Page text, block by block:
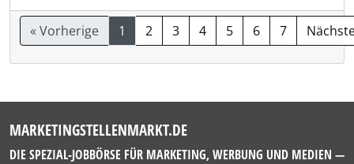
« Vorherige 1 2 3 4 5 6 7
MARKETINGSTELLENMARKT.DE
DIE SPEZIAL-JOBBÖRSE FÜR MARKETING, WERBUNG UND MEDIEN —